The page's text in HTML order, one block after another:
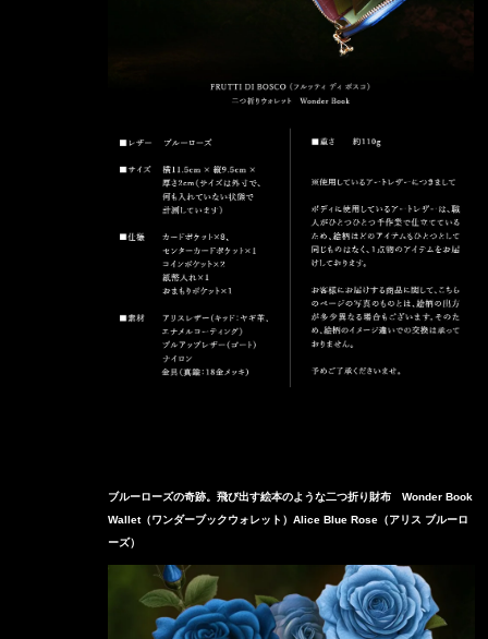
ブルーローズの奇跡。飛び出す絵本のような二つ折り財布 Wonder Book
Wallet（ワンダーブックウォレット）Alice Blue Rose（アリス ブルーロ
ーズ）